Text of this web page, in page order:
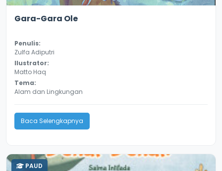
Gara-Gara Ole
Penulis:
Zulfa Adiputri
Ilustrator:
Matto Haq
Tema:
Alam dan Lingkungan
Baca Selengkapnya
PAUD